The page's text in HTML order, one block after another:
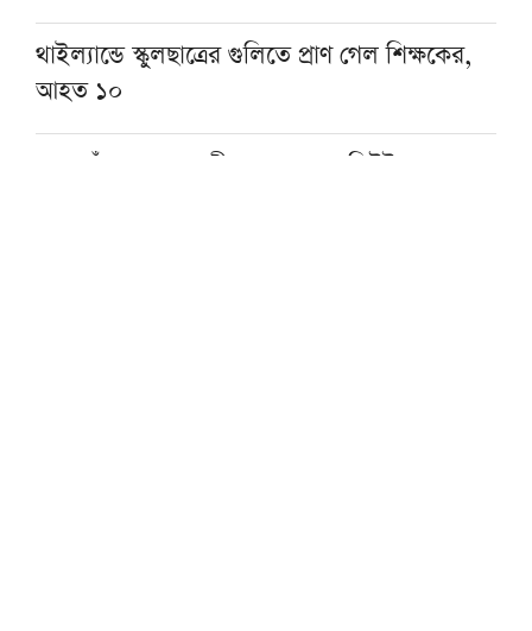
থাইল্যান্ডে স্কুলছাত্রের গুলিতে প্রাণ গেল শিক্ষকের,
আহত ১০
গফরগাঁওয়ে ঢাকাগামী জামালপুর কমিউটারের ৫